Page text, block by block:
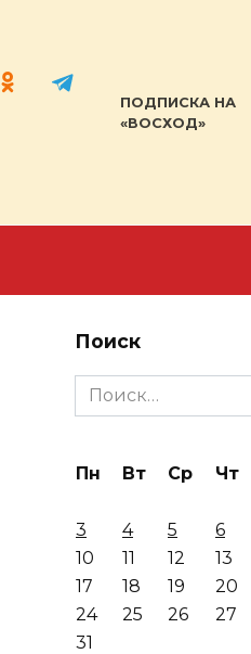
ПОДПИСКА НА
«ВОСХОД»
Поиск
Search
for:
Пн Вт Ср Чт
3
4 5 6
10
11 12 13
17
18 19 20
24
25 26 27
31